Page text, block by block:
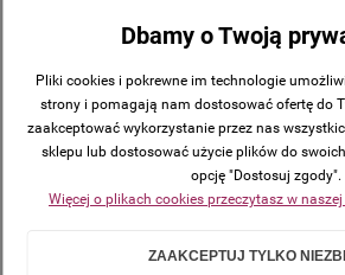
4,95 ZŁ
DO
KOSZYKA
Peace
Dbamy o Twoją
Pliki cookies i pokrewne im technologie
strony i pomagają nam dostosować ofertę do
zaakceptować wykorzystanie przez nas
sklepu lub dostosować użycie plików do
opcję "Dostosuj zgody".
Więcej o plikach cookies przeczytasz w
ZAAKCEPTUJ TYLKO